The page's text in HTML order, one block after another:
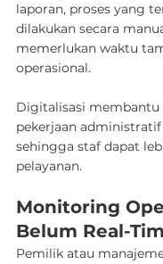
laporan, proses yang
dilakukan secara
memerlukan waktu
operasional.
Digitalisasi
pekerjaan
sehingga staf dapat
pelayanan.
Monitoring
Belum Real-
Pemilik atau